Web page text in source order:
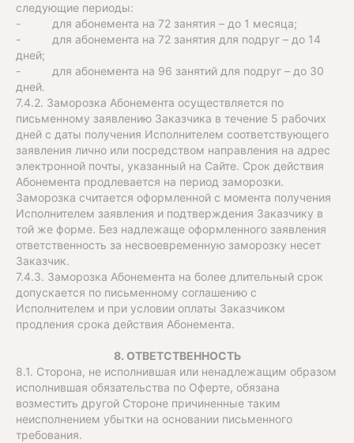
следующие периоды:
- для абонемента на 72 занятия – до 1 месяца;
- для абонемента на 72 занятия для подруг – до 14
дней;
- для абонемента на 96 занятий для подруг – до 30
дней.
7.4.2. Заморозка Абонемента осуществляется по
письменному заявлению Заказчика в течение 5 рабочих
дней с даты получения Исполнителем соответствующего
заявления лично или посредством направления на адрес
электронной почты, указанный на Сайте. Срок действия
Абонемента продлевается на период заморозки.
Заморозка считается оформленной с момента получения
Исполнителем заявления и подтверждения Заказчику в
той же форме. Без надлежаще оформленного заявления
ответственность за несвоевременную заморозку несет
Заказчик.
7.4.3. Заморозка Абонемента на более длительный срок
допускается по письменному соглашению с
Исполнителем и при условии оплаты Заказчиком
продления срока действия Абонемента.
8. ОТВЕТСТВЕННОСТЬ
8.1. Сторона, не исполнившая или ненадлежащим образом
исполнившая обязательства по Оферте, обязана
возместить другой Стороне причиненные таким
неисполнением убытки на основании письменного
требования.